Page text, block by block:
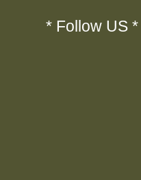
* Follow US *